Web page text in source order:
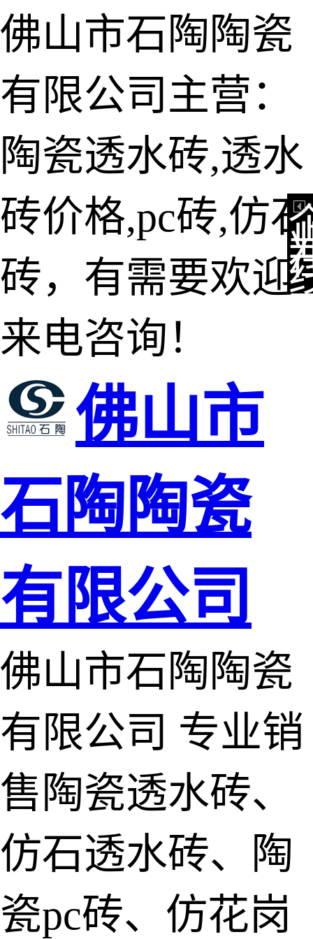
佛山市石陶陶瓷
有限公司主营：
陶瓷透水砖,透水
砖价格,pc砖,仿石
砖，有需要欢迎
来电咨询！
佛山市
石陶陶瓷
有限公司
佛山市石陶陶瓷
有限公司 专业销
售陶瓷透水砖、
仿石透水砖、陶
瓷pc砖、仿花岗
陶瓷透水砖
生态仿石砖
仿石透水砖
承重仿石砖
细面透水砖